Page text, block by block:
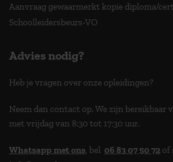
Aanvraag gewaarmerkt kopie diploma/
Schoolleidersbeurs-VO
Advies nodig?
Heb je vragen over onze opleidingen?
Neem dan contact op. We zijn bereikbaar
met vrijdag van 8:30 tot 17:30 uur.
Whatsapp met ons, bel 06 83 07 50 72 of